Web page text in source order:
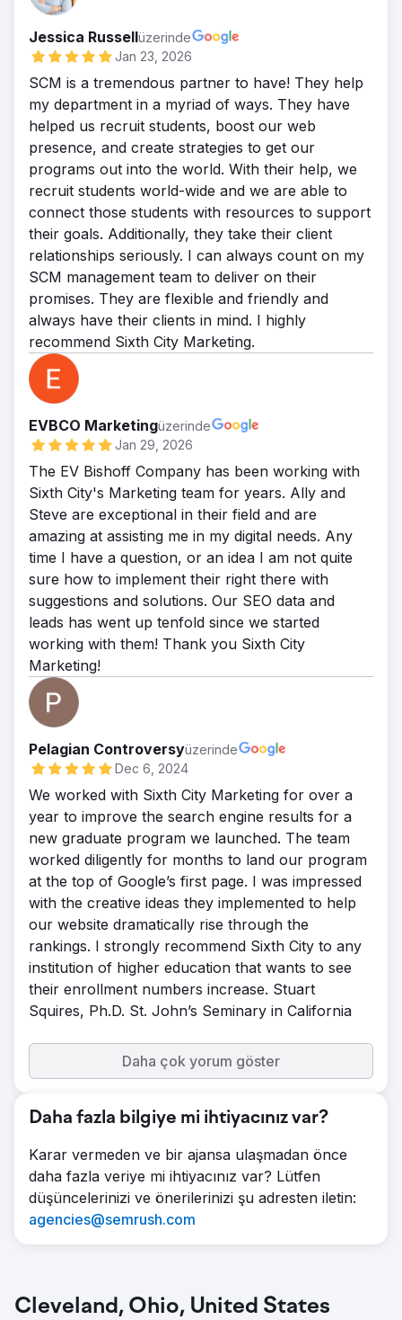
Jessica Russellüzerinde
Jan 23, 2026
SCM is a tremendous partner to have! They help
my department in a myriad of ways. They have
helped us recruit students, boost our web
presence, and create strategies to get our
programs out into the world. With their help, we
recruit students world-wide and we are able to
connect those students with resources to support
their goals. Additionally, they take their client
relationships seriously. I can always count on my
SCM management team to deliver on their
promises. They are flexible and friendly and
always have their clients in mind. I highly
recommend Sixth City Marketing.
EVBCO Marketingüzerinde
Jan 29, 2026
The EV Bishoff Company has been working with
Sixth City's Marketing team for years. Ally and
Steve are exceptional in their field and are
amazing at assisting me in my digital needs. Any
time I have a question, or an idea I am not quite
sure how to implement their right there with
suggestions and solutions. Our SEO data and
leads has went up tenfold since we started
working with them! Thank you Sixth City
Marketing!
Pelagian Controversyüzerinde
Dec 6, 2024
We worked with Sixth City Marketing for over a
year to improve the search engine results for a
new graduate program we launched. The team
worked diligently for months to land our program
at the top of Google’s first page. I was impressed
with the creative ideas they implemented to help
our website dramatically rise through the
rankings. I strongly recommend Sixth City to any
institution of higher education that wants to see
their enrollment numbers increase. Stuart
Squires, Ph.D. St. John’s Seminary in California
Daha çok yorum göster
Daha fazla bilgiye mi ihtiyacınız var?
Karar vermeden ve bir ajansa ulaşmadan önce
daha fazla veriye mi ihtiyacınız var? Lütfen
düşüncelerinizi ve önerilerinizi şu adresten iletin:
agencies@semrush.com
Cleveland, Ohio, United States